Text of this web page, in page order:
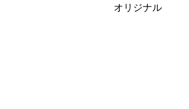
オリジナル